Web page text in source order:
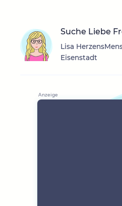
Suche Liebe
Lisa
Eisenstadt